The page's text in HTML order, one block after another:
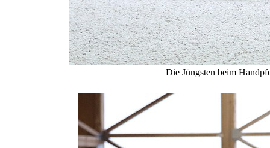
Die Jüngsten beim